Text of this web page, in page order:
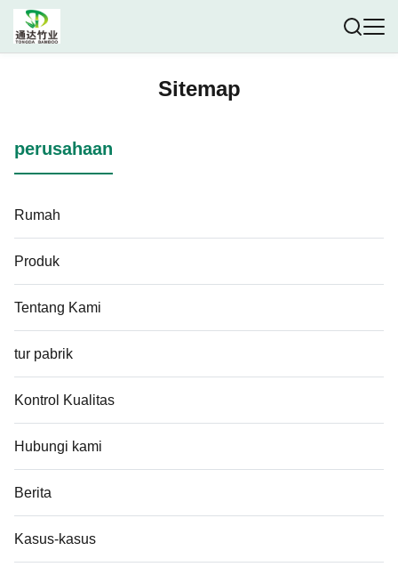
Sitemap
perusahaan
Rumah
Produk
Tentang Kami
tur pabrik
Kontrol Kualitas
Hubungi kami
Berita
Kasus-kasus